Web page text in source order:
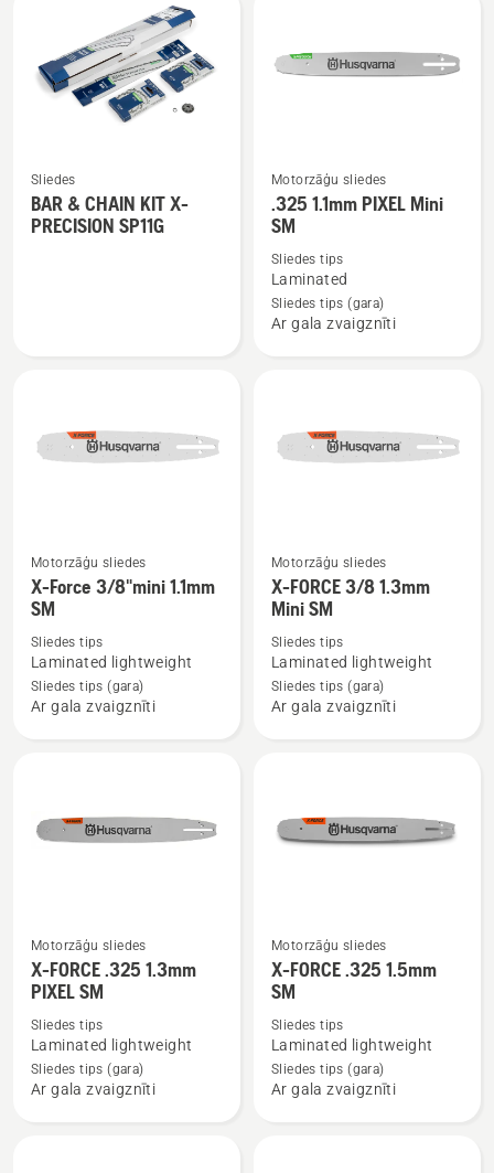
Skatīt
vairāk
informācijas
SP11G
Sliedes
BAR & CHAIN KIT X-
PRECISION SP11G
Skatīt
vairāk
informācijas
par
.325
1.1mm
Motorzāģu sliedes
.325 1.1mm PIXEL Mini
SM
Sliedes tips
Laminated
Sliedes tips (gara)
Ar gala zvaigznīti
Skatīt
vairāk
informācijas
par
Force
Motorzāģu sliedes
X-Force 3/8"mini 1.1mm
SM
Sliedes tips
Laminated lightweight
Sliedes tips (gara)
Ar gala zvaigznīti
Skatīt
vairāk
informācijas
par
FORCE
Motorzāģu sliedes
X-FORCE 3/8 1.3mm
Mini SM
Sliedes tips
Laminated lightweight
Sliedes tips (gara)
Ar gala zvaigznīti
Skatīt
vairāk
informācijas
par
FORCE
Motorzāģu sliedes
X-FORCE .325 1.3mm
PIXEL SM
Sliedes tips
Laminated lightweight
Sliedes tips (gara)
Ar gala zvaigznīti
Skatīt
vairāk
informācijas
par
FORCE
Motorzāģu sliedes
X-FORCE .325 1.5mm
SM
Sliedes tips
Laminated lightweight
Sliedes tips (gara)
Ar gala zvaigznīti